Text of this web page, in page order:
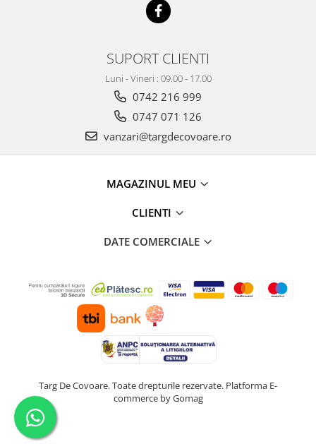
SUPORT CLIENTI
Luni - Vineri : 09.00 - 17.00
0742 216 999
0747 071 126
vanzari@targdecovoare.ro
MAGAZINUL MEU
CLIENTI
DATE COMERCIALE
Targ De Covoare. Toate drepturile rezervate. Platforma E-
commerce by Gomag